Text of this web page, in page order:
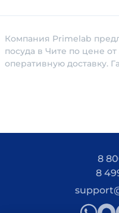
Компания Primelab
посуда в Чите по цене
оперативную доставку.
8
8